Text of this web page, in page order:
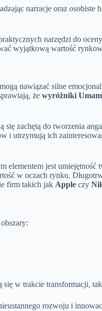
narracje oraz osobiste
narzędzi do
wyjątkową wartość
nawiązać silne
że wyróżniki
zachętą do tworzenia
i utrzymują ich
jest
w oczach rynku.
firm takich jak Apple czy
się w trakcie transformacji,
rozwoju i